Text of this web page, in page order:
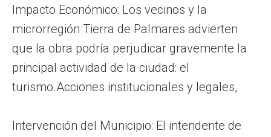
Impacto Económico: Los vecinos y la
microrregión Tierra de Palmares advierten
que la obra podría perjudicar gravemente la
principal actividad de la ciudad: el
turismo.Acciones institucionales y legales,
Intervención del Municipio: El intendente de